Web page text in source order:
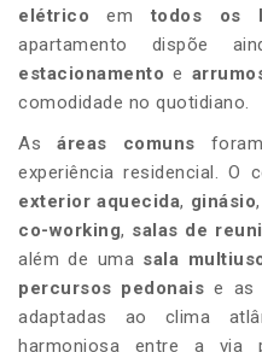
elétrico em todos os
apartamento dispõe
estacionamentoe
comodidade no quotidiano.
Asáreas comuns
experiência residencial. O
exterior aquecida, ginásio,
co-working, salas de
além de uma sala
percursos pedonais e as
adaptadas ao clima
harmoniosa entre a via